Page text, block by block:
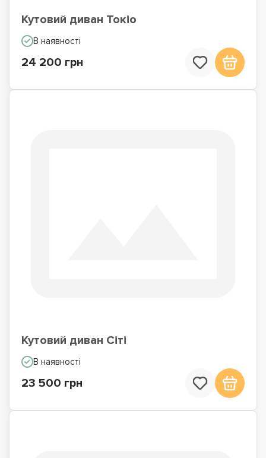
Кутовий диван Токіо
В наявності
24 200 грн
Кутовий диван Сіті
В наявності
23 500 грн